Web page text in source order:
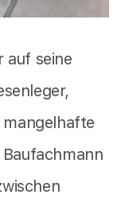
auf seine